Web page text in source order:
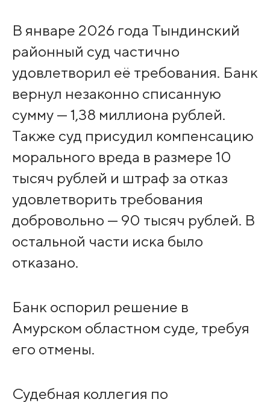
В январе 2026 года Тындинский
районный суд частично
удовлетворил её требования. Банк
вернул незаконно списанную
сумму — 1,38 миллиона рублей.
Также суд присудил компенсацию
морального вреда в размере 10
тысяч рублей и штраф за отказ
удовлетворить требования
добровольно — 90 тысяч рублей. В
остальной части иска было
отказано.
Банк оспорил решение в
Амурском областном суде, требуя
его отмены.
Судебная коллегия по